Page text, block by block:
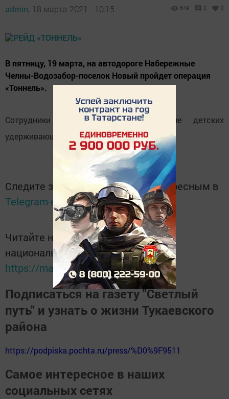
admin, 18 марта 2021 - 10:15 649 0 0
В пятницу, 19 марта, на автодороге Набережные
Челны-Водозабор-поселок Новый пройдет операция
«Тоннель».
Сотрудники ГИБДД проверят наличие детских
удерживающих устройств.
Следите за самым важным и интересным в
Telegram-каналеТатмедиа
Читайте новости Татарстана в
национальном мессенджере MАХ:
https://max.ru/tatmedia
Подписаться на газету "Светлый
путь" и узнать о жизни Тукаевского
района
https://podpiska.pochta.ru/press/%D0%9F9511
Самое интересное в наших
социальных сетях